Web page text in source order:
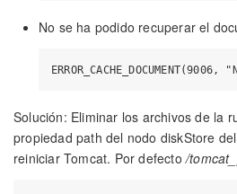
No se ha podido recuperar el
Solución: Eliminar los archivos de la
propiedad path del nodo diskStore
reiniciar Tomcat. Por defecto/